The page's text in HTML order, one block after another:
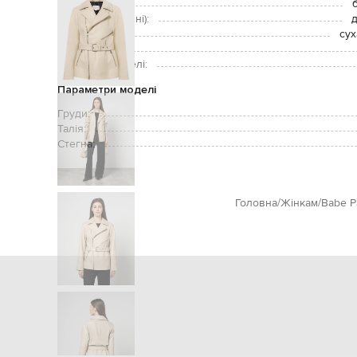
Застібка:
Кишені (зовнішні):
Догляд:
Зріст моделі:
Розмір на моделі:
Параметри моделі
Груди:
Талія:
Стегна:
Головна Жінкам Babe